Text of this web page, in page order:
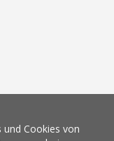
und Cookies von